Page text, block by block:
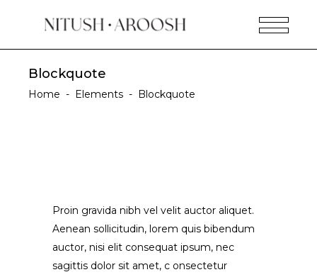
Blockquote
Home - Elements - Blockquote
Proin gravida nibh vel velit auctor aliquet.
Aenean sollicitudin, lorem quis bibendum
auctor, nisi elit consequat ipsum, nec
sagittis dolor sit amet, c onsectetur